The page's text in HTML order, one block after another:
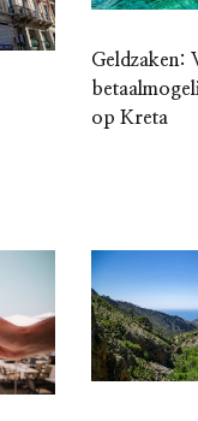
Geldzaken:
op Kreta